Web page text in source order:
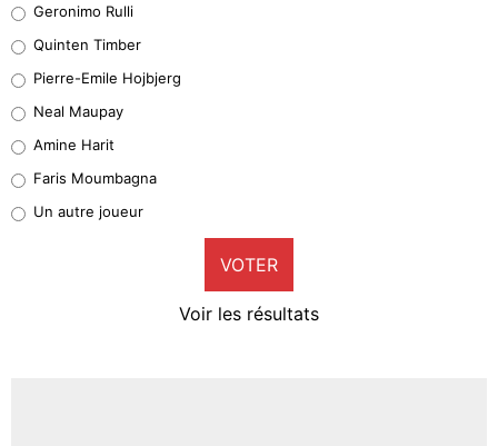
32%
5%
1%
9%
Geronimo Rulli
Quinten Timber
Pierre-Emile Hojbjerg
Neal Maupay
Amine Harit
Faris Moumbagna
Un autre joueur
VOTER
Voir les résultats